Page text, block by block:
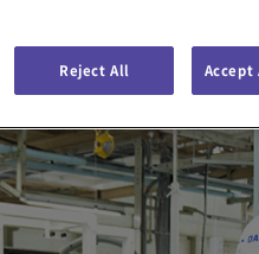
Reject All Accept